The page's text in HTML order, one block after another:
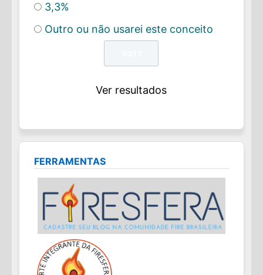
3,3%
Outro ou não usarei este conceito
Ver resultados
FERRAMENTAS